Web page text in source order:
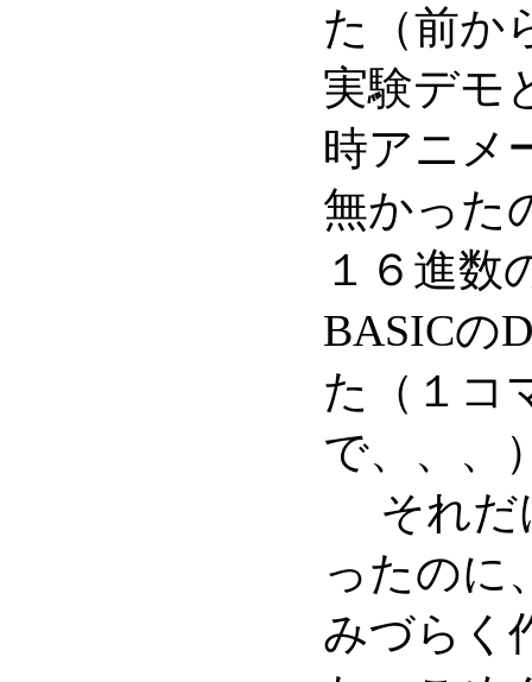
た（前か
実験デモ
時アニメ
無かった
１６進数
BASICの
た（１コ
で、、、
それだ
ったのに
みづらく